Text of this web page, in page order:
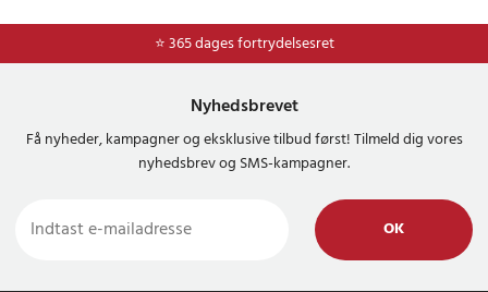
⭐ 365 dages fortrydelsesret
⭐ Nem og sikker betaling med mobilepay og dankort
Nyhedsbrevet
Få nyheder, kampagner og eksklusive tilbud først! Tilmeld dig vores
nyhedsbrev og SMS-kampagner.
OK